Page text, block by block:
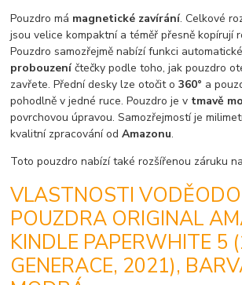
Pouzdro má magnetické zavírání. Celkové
jsou velice kompaktní a téměř přesně kopírují
Pouzdro samozřejmě nabízí funkci
probouzeníčtečky podle toho, jak pouzdro
zavřete. Přední desky lze otočit o360° a
pohodlně v jedné ruce. Pouzdro je v tmavě
povrchovou úpravou. Samozřejmostí je
kvalitní zpracování odAmazonu.
Toto pouzdro nabízí také rozšířenou záruku
VLASTNOSTI
POUZDRA ORIGINAL
KINDLE PAPERWHITE 5
GENERACE, 2021),